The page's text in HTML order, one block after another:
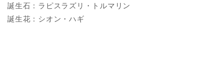
誕生石：ラピスラズリ・トルマリン
誕生花：シオン・ハギ